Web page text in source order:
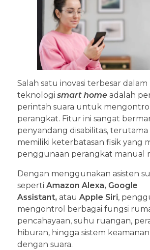
Salah satu inovasi terbesar dalam
teknologi smart home adalah
perintah suara untuk
perangkat. Fitur ini sangat
penyandang disabilitas,
memiliki keterbatasan fisik yang
penggunaan perangkat manual
Dengan menggunakan asisten
seperti Amazon Alexa, Google
Assistant, atau Apple Siri,
mengontrol berbagai fungsi
pencahayaan, suhu ruangan,
hiburan, hingga sistem
dengan suara.